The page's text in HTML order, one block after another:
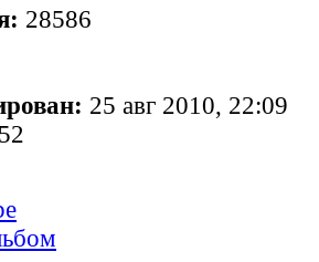
28586
25 авг 2010, 22:09
52